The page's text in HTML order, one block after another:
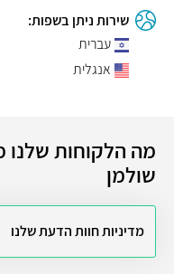
שירות ניתן בשפות:
עברית
אנגלית
מה הלקוחות שלנו
שולמן
מדיניות חוות הדעת שלנו